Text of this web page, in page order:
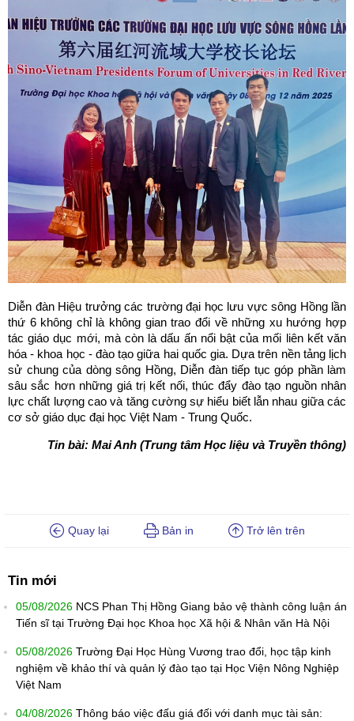
Diễn đàn Hiệu trưởng các trường đại học lưu vực sông Hồng lần
thứ 6 không chỉ là không gian trao đổi về những xu hướng hợp
tác giáo dục mới, mà còn là dấu ấn nổi bật của mối liên kết văn
hóa - khoa học - đào tạo giữa hai quốc gia. Dựa trên nền tảng lịch
sử chung của dòng sông Hồng, Diễn đàn tiếp tục góp phần làm
sâu sắc hơn những giá trị kết nối, thúc đẩy đào tạo nguồn nhân
lực chất lượng cao và tăng cường sự hiểu biết lẫn nhau giữa các
cơ sở giáo dục đại học Việt Nam - Trung Quốc.
Tin bài: Mai Anh (Trung tâm Học liệu và Truyền thông)
Quay lại Bản in Trở lên trên
Tin mới
05/08/2026 NCS Phan Thị Hồng Giang bảo vệ thành công luận án
Tiến sĩ tại Trường Đại học Khoa học Xã hội & Nhân văn Hà Nội
05/08/2026 Trường Đại Học Hùng Vương trao đổi, học tập kinh
nghiệm về khảo thí và quản lý đào tạo tại Học Viện Nông Nghiệp
Việt Nam
04/08/2026 Thông báo việc đấu giá đối với danh mục tài sản: